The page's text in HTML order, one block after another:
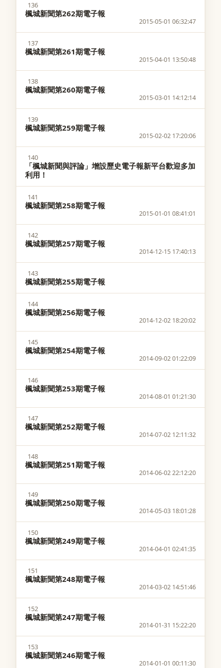
136
楓城新聞第262期電子報
2015-05-01 06:32:47
137
楓城新聞第261期電子報
2015-04-01 13:50:48
138
楓城新聞第260期電子報
2015-03-01 14:12:14
139
楓城新聞第259期電子報
2015-02-02 17:20:06
140
「楓城新聞與評論」增設歷史電子報新平台歡迎多加
利用！
141
楓城新聞第258期電子報
2015-01-01 08:41:01
142
楓城新聞第257期電子報
2014-12-15 17:40:13
143
楓城新聞第255期電子報
144
楓城新聞第256期電子報
2014-12-02 18:20:02
145
楓城新聞第254期電子報
2014-09-02 01:22:09
146
楓城新聞第253期電子報
2014-08-01 01:21:30
147
楓城新聞第252期電子報
2014-07-02 12:11:32
148
楓城新聞第251期電子報
2014-06-02 22:12:20
149
楓城新聞第250期電子報
2014-05-03 18:01:28
150
楓城新聞第249期電子報
2014-04-01 02:41:35
151
楓城新聞第248期電子報
2014-03-02 14:51:46
152
楓城新聞第247期電子報
2014-01-31 15:22:20
153
楓城新聞第246期電子報
2014-01-01 00:11:30